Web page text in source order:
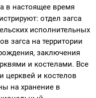
в настоящее время
отдел загса
исполнительных
загса на территории
заключения
и костелами. Все
церквей и костелов
на хранение в